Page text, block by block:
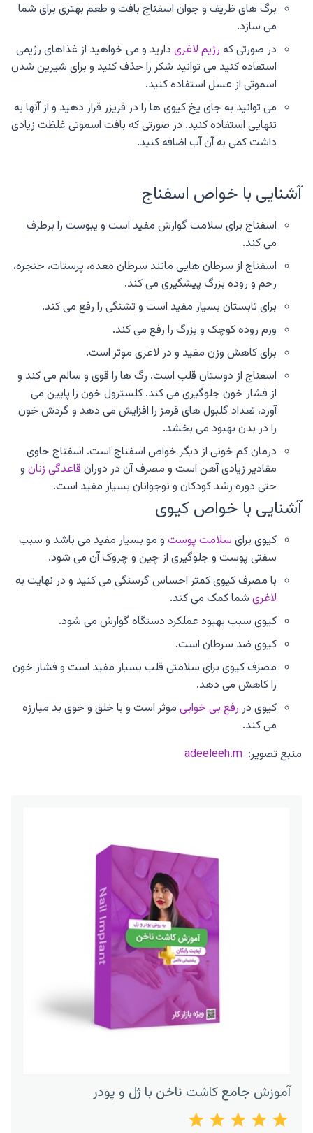
برگ های ظریف و جوان اسفناج بافت و طعم بهتری برای شما
می سازد.
در صورتی که رژیم لاغری دارید و می خواهید از غذاهای رژیمی
استفاده کنید می توانید شکر را حذف کنید و برای شیرین شدن
اسموتی از عسل استفاده کنید.
می توانید به جای یخ کیوی ها را در فریزر قرار دهید و از آنها به
تنهایی استفاده کنید. در صورتی که بافت اسموتی غلظت زیادی
داشت کمی به آن آب اضافه کنید.
آشنایی با خواص اسفناج
اسفناج برای سلامت گوارش مفید است و یبوست را برطرف
می کند.
اسفناج از سرطان هایی مانند سرطان معده، پرستات، حنجره،
رحم و روده بزرگ پیشگیری می کند.
برای تابستان بسیار مفید است و تشنگی را رفع می کند.
ورم روده کوچک و بزرگ را رفع می کند.
برای کاهش وزن مفید و در لاغری موثر است.
اسفناج از دوستان قلب است. رگ ها را قوی و سالم می کند و
از فشار خون جلوگیری می کند. کلسترول خون را پایین می
آورد، تعداد گلبول های قرمز را افزایش می دهد و گردش خون
را در بدن بهبود می بخشد.
درمان کم خونی از دیگر خواص اسفناج است. اسفناج حاوی
مقادیر زیادی آهن است و مصرف آن در دوران قاعدگی زنان و
حتی دوره رشد کودکان و نوجوانان بسیار مفید است.
آشنایی با خواص کیوی
کیوی برای سلامت پوست و مو بسیار مفید می باشد و سبب
سفتی پوست و جلوگیری از چین و چروک آن می شود.
با مصرف کیوی کمتر احساس گرسنگی می کنید و در نهایت به
لاغری شما کمک می کند.
کیوی سبب بهبود عملکرد دستگاه گوارش می شود.
کیوی ضد سرطان است.
مصرف کیوی برای سلامتی قلب بسیار مفید است و فشار خون
را کاهش می دهد.
کیوی در رفع بی خوابی موثر است و با خلق و خوی بد مبارزه
می کند.
منبع تصویر: adeeleeh.m
آموزش جامع کاشت ناخن با ژل و پودر